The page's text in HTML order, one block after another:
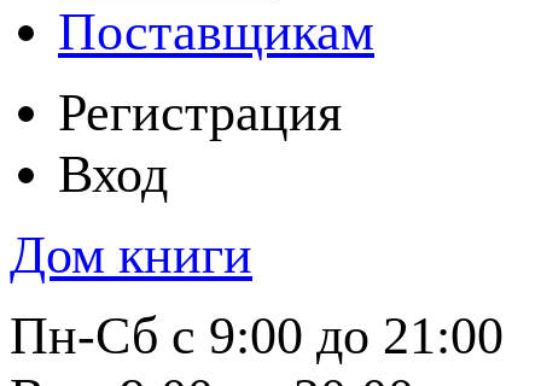
Поставщикам
Регистрация
Вход
Дом книги
Пн-Сб с 9:00 до 21:00